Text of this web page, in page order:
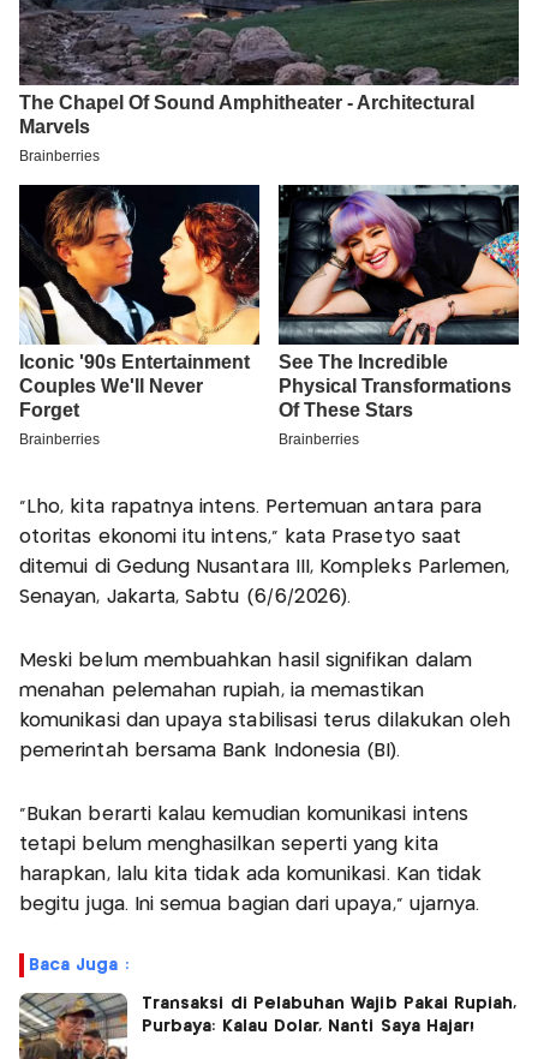
"Lho, kita rapatnya intens. Pertemuan antara para
otoritas ekonomi itu intens," kata Prasetyo saat
ditemui di Gedung Nusantara III, Kompleks Parlemen,
Senayan, Jakarta, Sabtu (6/6/2026).
Meski belum membuahkan hasil signifikan dalam
menahan pelemahan rupiah, ia memastikan
komunikasi dan upaya stabilisasi terus dilakukan oleh
pemerintah bersama Bank Indonesia (BI).
"Bukan berarti kalau kemudian komunikasi intens
tetapi belum menghasilkan seperti yang kita
harapkan, lalu kita tidak ada komunikasi. Kan tidak
begitu juga. Ini semua bagian dari upaya," ujarnya.
Baca Juga :
Transaksi di Pelabuhan Wajib Pakai Rupiah,
Purbaya: Kalau Dolar, Nanti Saya Hajar!